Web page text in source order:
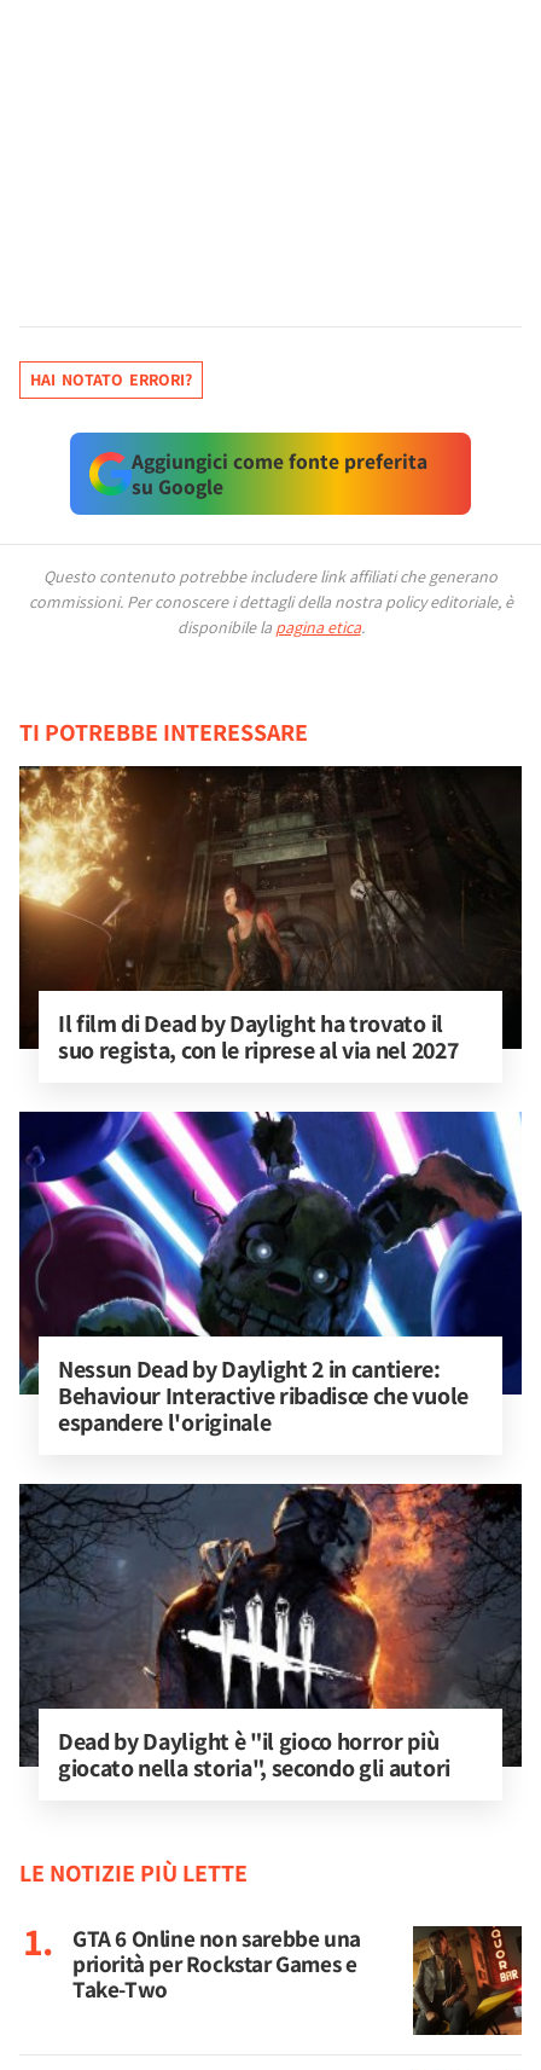
HAI NOTATO ERRORI?
Aggiungici come fonte preferita
su Google
Questo contenuto potrebbe includere link affiliati che generano
commissioni. Per conoscere i dettagli della nostra policy editoriale, è
disponibile la pagina etica.
TI POTREBBE INTERESSARE
Il film di Dead by Daylight ha trovato il
suo regista, con le riprese al via nel 2027
Nessun Dead by Daylight 2 in cantiere:
Behaviour Interactive ribadisce che vuole
espandere l'originale
Dead by Daylight è "il gioco horror più
giocato nella storia", secondo gli autori
LE NOTIZIE PIÙ LETTE
GTA 6 Online non sarebbe una
priorità per Rockstar Games e
Take-Two